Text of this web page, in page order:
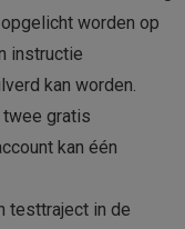
worden op
instructie
kan worden.
twee gratis
kan één
testtraject in de